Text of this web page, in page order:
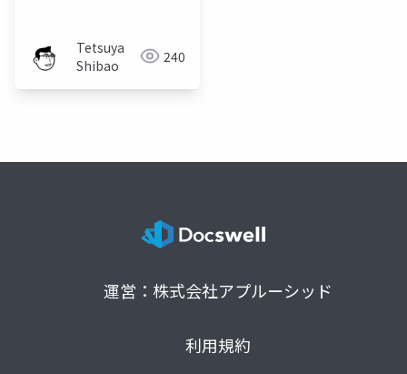
Tetsuya
Shibao
240
運営：株式会社アプルーシッド
利用規約